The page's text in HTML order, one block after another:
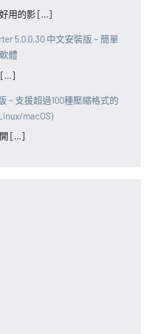
好用的影 [...]
5.0.0.30 中文安裝版 ~ 簡單
體
[...]
~ 支援超過100種壓縮格式的
macOS)
[...]